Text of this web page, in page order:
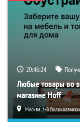
20:46:23
Любые товары во
магазине Hoff
Москва, 1-й